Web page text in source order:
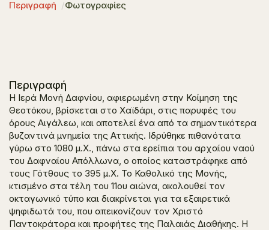
Περιγραφή Φωτογραφίες
Περιγραφή
Η Ιερά Μονή Δαφνίου, αφιερωμένη στην Κοίμηση της
Θεοτόκου, βρίσκεται στο Χαϊδάρι, στις παρυφές του
όρους Αιγάλεω, και αποτελεί ένα από τα σημαντικότερα
βυζαντινά μνημεία της Αττικής. Ιδρύθηκε πιθανότατα
γύρω στο 1080 μ.Χ., πάνω στα ερείπια του αρχαίου ναού
του Δαφναίου Απόλλωνα, ο οποίος καταστράφηκε από
τους Γότθους το 395 μ.Χ. Το Καθολικό της Μονής,
κτισμένο στα τέλη του 11ου αιώνα, ακολουθεί τον
οκταγωνικό τύπο και διακρίνεται για τα εξαιρετικά
ψηφιδωτά του, που απεικονίζουν τον Χριστό
Παντοκράτορα και προφήτες της Παλαιάς Διαθήκης. Η